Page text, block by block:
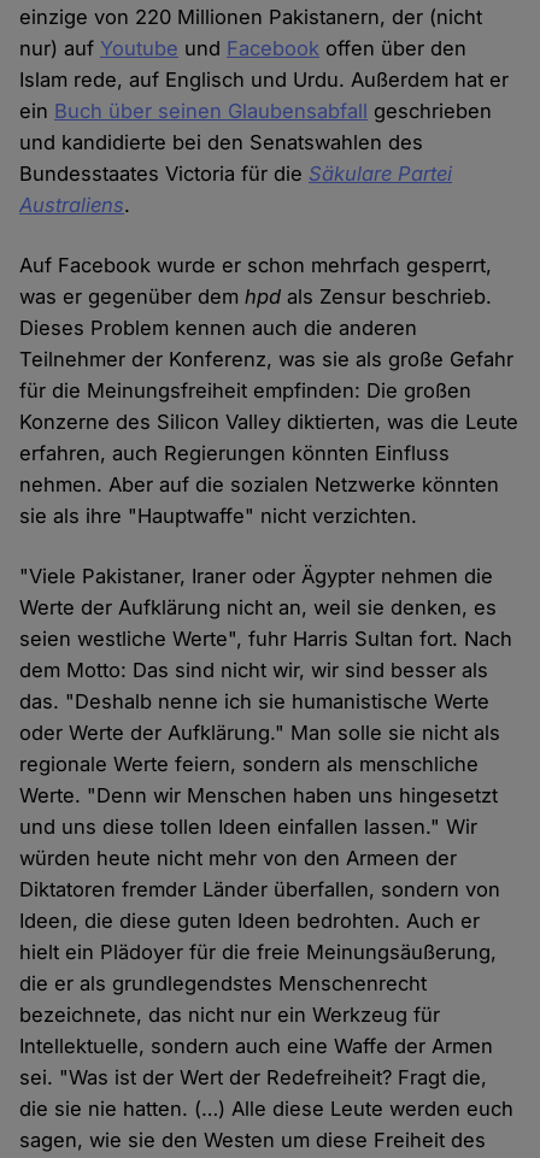
einzige von 220 Millionen Pakistanern, der (nicht
nur) auf Youtube und Facebook offen über den
Islam rede, auf Englisch und Urdu. Außerdem hat er
ein Buch über seinen Glaubensabfall geschrieben
und kandidierte bei den Senatswahlen des
Bundesstaates Victoria für die Säkulare Partei
Australiens.
Auf Facebook wurde er schon mehrfach gesperrt,
was er gegenüber demhpd als Zensur beschrieb.
Dieses Problem kennen auch die anderen
Teilnehmer der Konferenz, was sie als große Gefahr
für die Meinungsfreiheit empfinden: Die großen
Konzerne des Silicon Valley diktierten, was die Leute
erfahren, auch Regierungen könnten Einfluss
nehmen. Aber auf die sozialen Netzwerke könnten
sie als ihre "Hauptwaffe" nicht verzichten.
"Viele Pakistaner, Iraner oder Ägypter nehmen die
Werte der Aufklärung nicht an, weil sie denken, es
seien westliche Werte", fuhr Harris Sultan fort. Nach
dem Motto: Das sind nicht wir, wir sind besser als
das. "Deshalb nenne ich sie humanistische Werte
oder Werte der Aufklärung." Man solle sie nicht als
regionale Werte feiern, sondern als menschliche
Werte. "Denn wir Menschen haben uns hingesetzt
und uns diese tollen Ideen einfallen lassen." Wir
würden heute nicht mehr von den Armeen der
Diktatoren fremder Länder überfallen, sondern von
Ideen, die diese guten Ideen bedrohten. Auch er
hielt ein Plädoyer für die freie Meinungsäußerung,
die er als grundlegendstes Menschenrecht
bezeichnete, das nicht nur ein Werkzeug für
Intellektuelle, sondern auch eine Waffe der Armen
sei. "Was ist der Wert der Redefreiheit? Fragt die,
die sie nie hatten. (…) Alle diese Leute werden euch
sagen, wie sie den Westen um diese Freiheit des